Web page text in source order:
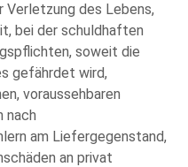
Verletzung des Lebens,
bei der schuldhaften
soweit die
gefährdet wird,
voraussehbaren
nach
am Liefergegenstand,
an privat